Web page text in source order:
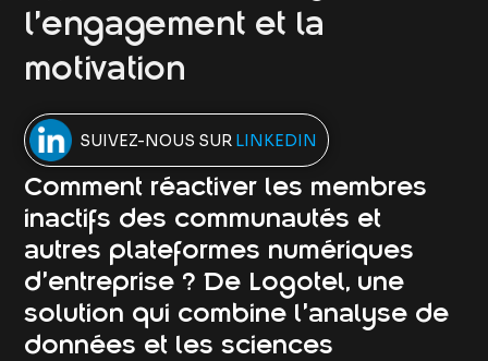
l’engagement et la
motivation
SUIVEZ-NOUS SUR LINKEDIN
Comment réactiver les membres
inactifs des communautés et
autres plateformes numériques
d’entreprise ? De Logotel, une
solution qui combine l’analyse de
données et les sciences